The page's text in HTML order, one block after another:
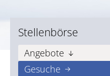
Stellenbörse
Angebote
Gesuche